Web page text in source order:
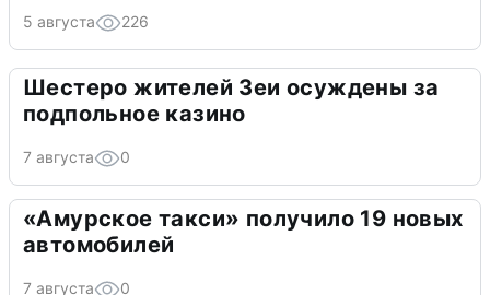
5 августа 226
Шестеро жителей Зеи осуждены за
подпольное казино
7 августа 0
«Амурское такси» получило 19 новых
автомобилей
7 августа 0